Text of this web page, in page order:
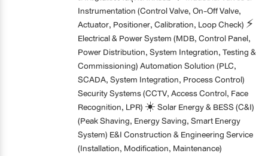
Instrumentation (Control Valve, On-Off Valve,
Actuator, Positioner, Calibration, Loop Check) ⚡
Electrical & Power System (MDB, Control Panel,
Power Distribution, System Integration, Testing &
Commissioning) Automation Solution (PLC,
SCADA, System Integration, Process Control)
Security Systems (CCTV, Access Control, Face
Recognition, LPR) ☀️ Solar Energy & BESS (C&I)
(Peak Shaving, Energy Saving, Smart Energy
System) E&I Construction & Engineering Service
(Installation, Modification, Maintenance)